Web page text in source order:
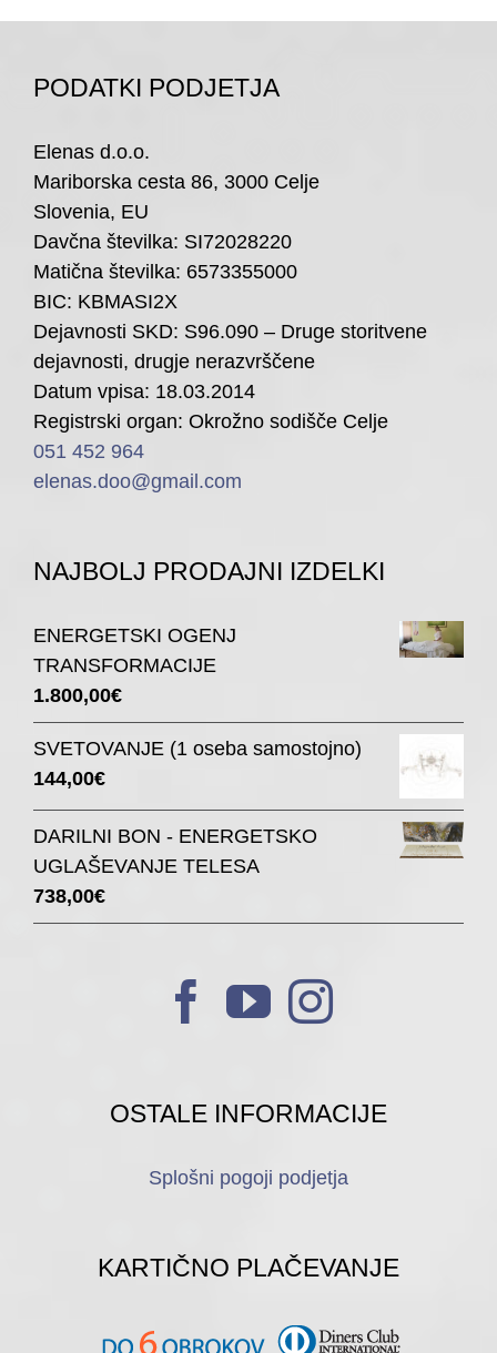
PODATKI PODJETJA
Elenas d.o.o.
Mariborska cesta 86, 3000 Celje
Slovenia, EU
Davčna številka: SI72028220
Matična številka: 6573355000
BIC: KBMASI2X
Dejavnosti SKD: S96.090 – Druge storitvene
dejavnosti, drugje nerazvrščene
Datum vpisa: 18.03.2014
Registrski organ: Okrožno sodišče Celje
051 452 964
elenas.doo@gmail.com
NAJBOLJ PRODAJNI IZDELKI
ENERGETSKI OGENJ
TRANSFORMACIJE
1.800,00€
SVETOVANJE (1 oseba samostojno)
144,00€
DARILNI BON - ENERGETSKO
UGLAŠEVANJE TELESA
738,00€
OSTALE INFORMACIJE
Splošni pogoji podjetja
KARTIČNO PLAČEVANJE